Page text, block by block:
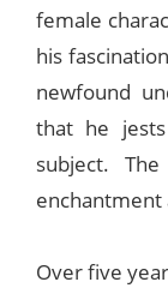
female
his
newfound
that he
subject.
enchantment
Over five